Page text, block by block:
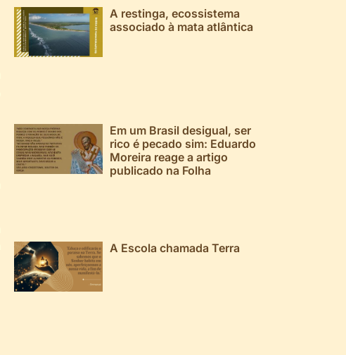
A restinga, ecossistema
associado à mata atlântica
Em um Brasil desigual, ser
rico é pecado sim: Eduardo
Moreira reage a artigo
publicado na Folha
A Escola chamada Terra